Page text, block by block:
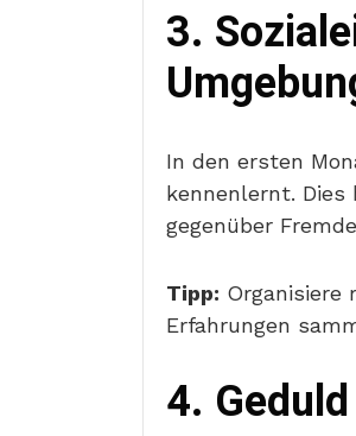
3.
In den ersten
kennenlernt.
gegenüber
Tipp: Organisiere
Erfahrungen
4.